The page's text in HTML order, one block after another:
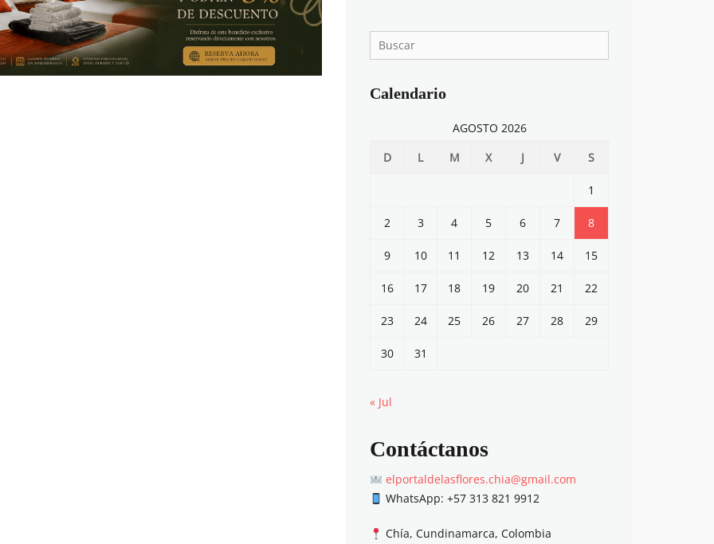
Search
for:
Calendario
AGOSTO 2026
D
L M X J V S
1
2 3 4 5 6 7 8
9 10 11 12 13 14 15
16 17 18 19 20 21 22
23 24 25 26 27 28 29
30 31
« Jul
Contáctanos
elportaldelasflores.chia@gmail.com
WhatsApp: +57 313 821 9912
Chía, Cundinamarca, Colombia